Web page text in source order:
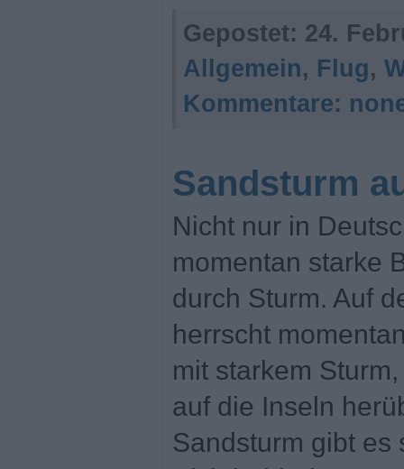
Gepostet: 24.
Allgemein, Flug,
Kommentare:
Sandsturm
Nicht nur in
momentan starke
durch Sturm. Auf
herrscht
mit starkem
auf die Inseln
Sandsturm gibt es